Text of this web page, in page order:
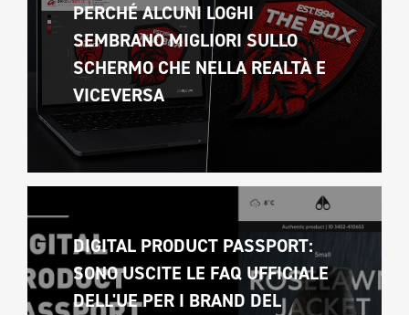
PERCHÉ ALCUNI LOGHI
SEMBRANO MIGLIORI SULLO
SCHERMO CHE NELLA REALTÀ E
VICEVERSA
DIGITAL PRODUCT PASSPORT:
SONO USCITE LE FAQ UFFICIALE
DELL'UE PER I BRAND DEL